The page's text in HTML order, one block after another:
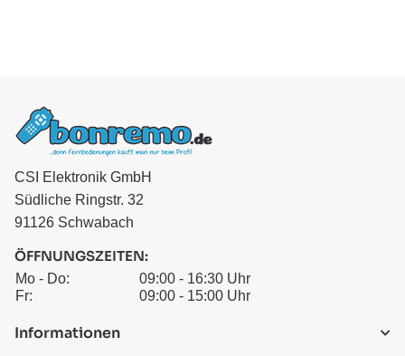
CSI Elektronik GmbH
Südliche Ringstr. 32
91126 Schwabach
ÖFFNUNGSZEITEN:
Mo - Do:
09:00 - 16:30 Uhr
Fr:
09:00 - 15:00 Uhr
Informationen